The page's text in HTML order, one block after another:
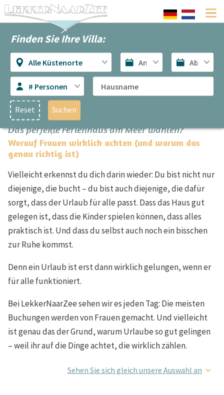
Finden Sie Ihre Villa:
Alle Küstenorte
# Personen
Suchen
Reset
Das perfekte Ferienhaus am Meer wählen?
Worauf Frauen wirklich achten (und warum das
genau richtig ist)
Vielleicht erkennst du dich darin wieder: Du bist nicht nur
diejenige, die bucht – du bist auch diejenige, die dafür
sorgt, dass der Urlaub für alle passt. Dass das Haus gut
gelegen ist, dass die Kinder spielen können, dass alles
praktisch ist. Und dass du selbst auch noch ein bisschen
zur Ruhe kommst.
Denn ein Urlaub ist erst dann wirklich gelungen, wenn er
für alle funktioniert.
Bei LekkerNaarZee sehen wir es jeden Tag: Die meisten
Buchungen werden von Frauen gemacht. Und vielleicht
ist genau das der Grund, warum Urlaube so gut gelingen
– weil ihr auf die Dinge achtet, die wirklich zählen.
Sehen Sie sich gleich unsere Auswahl an